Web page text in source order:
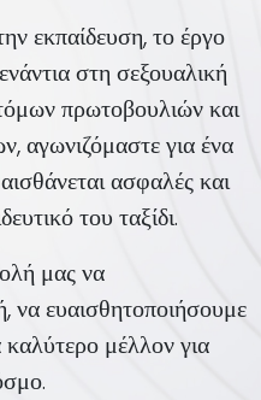
εκπαίδευση, το έργο
στη σεξουαλική
πρωτοβουλιών και
αγωνιζόμαστε για ένα
ασφαλές και
του ταξίδι.
μας να
να ευαισθητοποιήσουμε
μέλλον για